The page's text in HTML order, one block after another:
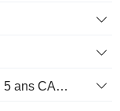
Immobilisations corporelles nettes, 5 ans CAGR %